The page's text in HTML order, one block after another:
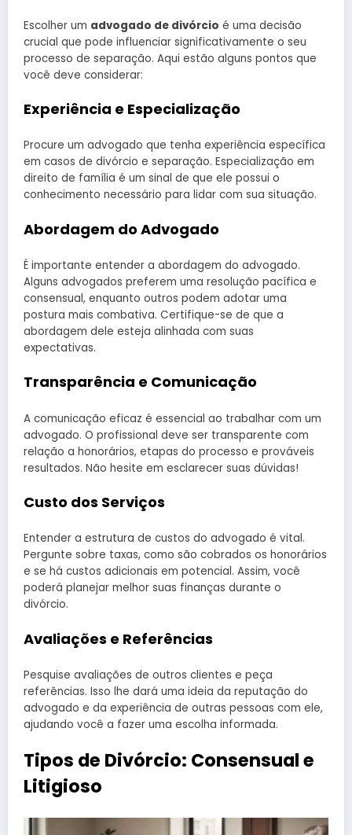
Escolher um advogado de divórcio é uma decisão
crucial que pode influenciar significativamente o seu
processo de separação. Aqui estão alguns pontos que
você deve considerar:
Experiência e Especialização
Procure um advogado que tenha experiência específica
em casos de divórcio e separação. Especialização em
direito de família é um sinal de que ele possui o
conhecimento necessário para lidar com sua situação.
Abordagem do Advogado
É importante entender a abordagem do advogado.
Alguns advogados preferem uma resolução pacífica e
consensual, enquanto outros podem adotar uma
postura mais combativa. Certifique-se de que a
abordagem dele esteja alinhada com suas
expectativas.
Transparência e Comunicação
A comunicação eficaz é essencial ao trabalhar com um
advogado. O profissional deve ser transparente com
relação a honorários, etapas do processo e prováveis
resultados. Não hesite em esclarecer suas dúvidas!
Custo dos Serviços
Entender a estrutura de custos do advogado é vital.
Pergunte sobre taxas, como são cobrados os honorários
e se há custos adicionais em potencial. Assim, você
poderá planejar melhor suas finanças durante o
divórcio.
Avaliações e Referências
Pesquise avaliações de outros clientes e peça
referências. Isso lhe dará uma ideia da reputação do
advogado e da experiência de outras pessoas com ele,
ajudando você a fazer uma escolha informada.
Tipos de Divórcio: Consensual e
Litigioso